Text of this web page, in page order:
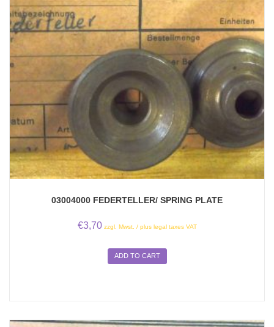
03004000 FEDERTELLER/ SPRING PLATE
€3,70 zzgl. Mwst. / plus legal taxes VAT
ADD TO CART